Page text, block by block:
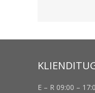
E – R 09:00 –